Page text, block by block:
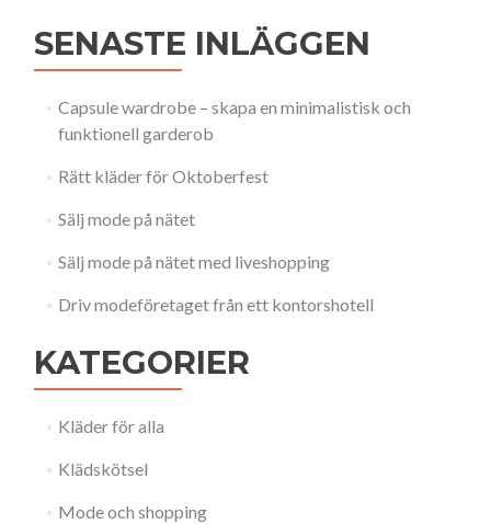
SENASTE INLÄGGEN
Capsule wardrobe – skapa en minimalistisk och
funktionell garderob
Rätt kläder för Oktoberfest
Sälj mode på nätet
Sälj mode på nätet med liveshopping
Driv modeföretaget från ett kontorshotell
KATEGORIER
Kläder för alla
Klädskötsel
Mode och shopping